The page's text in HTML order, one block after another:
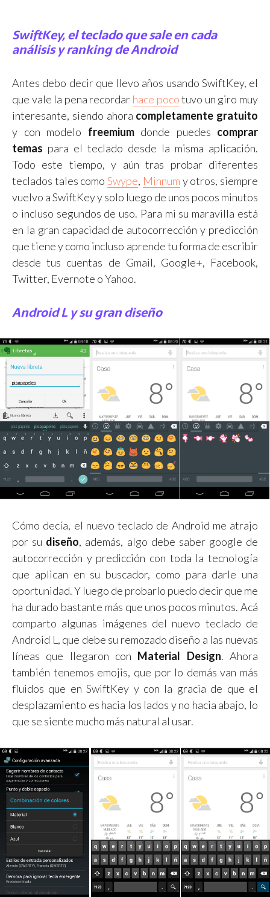
SwiftKey, el teclado que sale en cada
análisis y ranking de Android
Antes debo decir que llevo años usando SwiftKey, el
que vale la pena recordar hace pocotuvo un giro muy
interesante, siendo ahora completamente gratuito
y con modelo freemiumdonde puedes comprar
temas para el teclado desde la misma aplicación.
Todo este tiempo, y aún tras probar diferentes
teclados tales comoSwype, Minnum y otros, siempre
vuelvo a SwiftKey y solo luego de unos pocos minutos
o incluso segundos de uso. Para mi su maravilla está
en la gran capacidad de autocorrección y predicción
que tiene y como incluso aprende tu forma de escribir
desde tus cuentas de Gmail, Google+, Facebook,
Twitter, Evernote o Yahoo.
Android L y su gran diseño
Cómo decía, el nuevo teclado de Android me atrajo
por su diseño, además, algo debe saber google de
autocorrección y predicción con toda la tecnología
que aplican en su buscador, como para darle una
oportunidad. Y luego de probarlo puedo decir que me
ha durado bastante más que unos pocos minutos. Acá
comparto algunas imágenes del nuevo teclado de
Android L, que debe su remozado diseño a las nuevas
líneas que llegaron con Material Design. Ahora
también tenemos emojis, que por lo demás van más
fluidos que en SwiftKey y con la gracia de que el
desplazamiento es hacia los lados y no hacia abajo, lo
que se siente mucho más natural al usar.